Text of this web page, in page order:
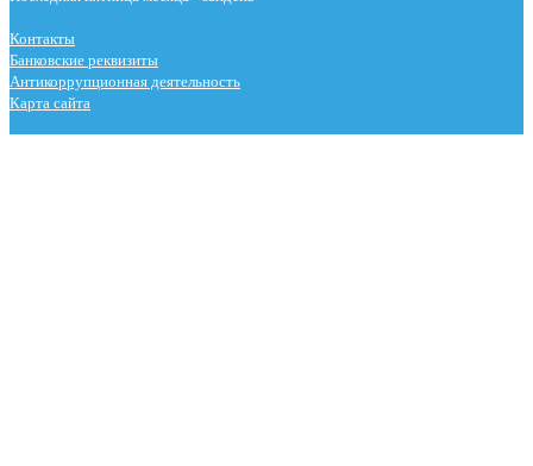
Контакты
Банковские реквизиты
Антикоррупционная деятельность
Карта сайта